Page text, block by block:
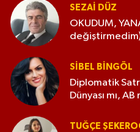
SEZAI DÜZ
OKUDUM,
SIBEL BINGÖL
Diplomatik
Dünyası mı, AB
TUĞÇE